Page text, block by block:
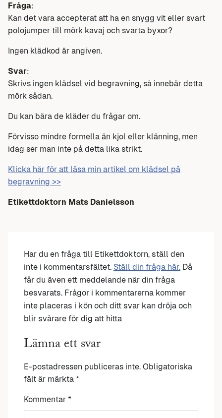
Fråga:
Kan det vara accepterat att ha en snygg vit eller svart
polojumper till mörk kavaj och svarta byxor?
Ingen klädkod är angiven.
Svar:
Skrivs ingen klädsel vid begravning, så innebär detta
mörk sådan.
Du kan bära de kläder du frågar om.
Förvisso mindre formella än kjol eller klänning, men
idag ser man inte på detta lika strikt.
Klicka här för att läsa min artikel om klädsel på
begravning >>
Etikettdoktorn Mats Danielsson
Har du en fråga till Etikettdoktorn, ställ den
inte i kommentarsfältet. Ställ din fråga här. Då
får du även ett meddelande när din fråga
besvarats. Frågor i kommentarerna kommer
inte placeras i kön och ditt svar kan dröja och
blir svårare för dig att hitta
Lämna ett svar
E-postadressen publiceras inte. Obligatoriska
fält är märkta *
Kommentar *